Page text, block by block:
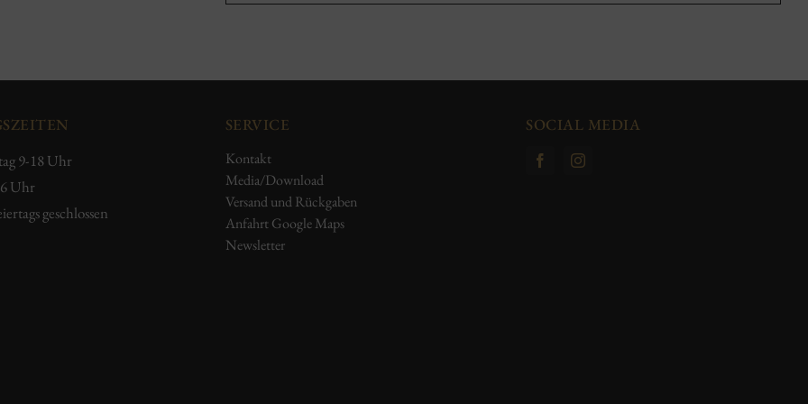
9-18 Uhr
Uhr
geschlossen
SERVICE
Kontakt
Media/Download
Versand und Rückgaben
Anfahrt Google Maps
Newsletter
SOCIAL MEDIA